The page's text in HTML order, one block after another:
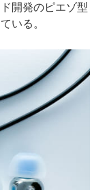
開発のピエゾ型
いる。